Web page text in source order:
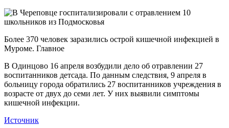
Более 370 человек заразились острой кишечной инфекцией в
Муроме. Главное
В Одинцово 16 апреля возбудили дело об отравлении 27
воспитанников детсада. По данным следствия, 9 апреля в
больницу города обратились 27 воспитанников учреждения в
возрасте от двух до семи лет. У них выявили симптомы
кишечной инфекции.
Источник